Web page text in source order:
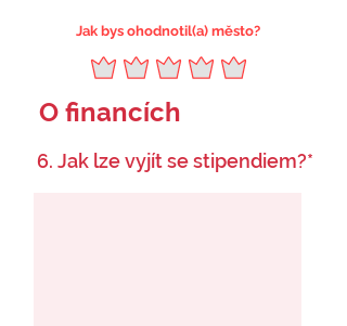
Jak bys ohodnotil(a) město?
O financích
6. Jak lze vyjít se stipendiem?*